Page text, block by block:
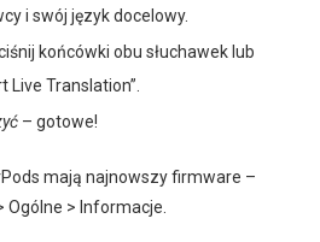
i swój język docelowy.
końcówki obu słuchawek lub
Live Translation”.
– gotowe!
mają najnowszy firmware –
> Informacje.